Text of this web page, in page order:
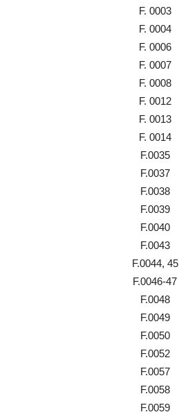
F. 0003
F. 0004
F. 0006
F. 0007
F. 0008
F. 0012
F. 0013
F. 0014
F.0035
F.0037
F.0038
F.0039
F.0040
F.0043
F.0044, 45
F.0046-47
F.0048
F.0049
F.0050
F.0052
F.0057
F.0058
F.0059